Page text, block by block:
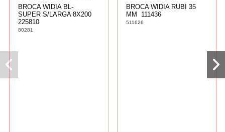
BROCA WIDIA BL-
SUPER S/LARGA 8X200 
225810
80281
BROCA WIDIA RUBI 35
MM  111436
511626